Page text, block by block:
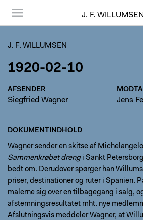
J. F. WILLUMSEN
J. F. WILLUMSEN
1920-02-10
AFSENDER
Siegfried Wagner Jens
DOKUMENTINDHOLD
Wagner sender en skitse af
Sammenkrøbet drengi Sankt
bedt om. Derudover spørger han
priser, destinationer og ruter i Spanien.
malerne sig over en tilbagegang i salg,
afstemningsresultatet mht. nye
Afslutningsvis meddeler Wagner, at